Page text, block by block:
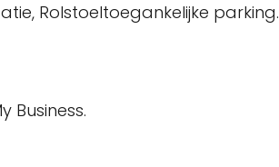
Rolstoeltoegankelijke parking.
Business.